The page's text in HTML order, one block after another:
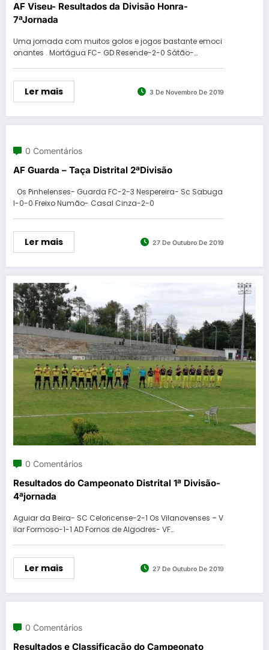
AF Viseu- Resultados da Divisão Honra-
7ªJornada
Uma jornada com muitos golos e jogos bastante emoci
onantes . Mortágua FC- GD Resende-2-0 Sátão-…
Ler mais 3 De Novembro De 2019
0 Comentários
AF Guarda – Taça Distrital 2ªDivisão
Os Pinhelenses- Guarda FC-2-3 Nespereira- Sc Sabuga
l-0-0 Freixo Numão- Casal Cinza-2-0
Ler mais 27 De Outubro De 2019
0 Comentários
Resultados do Campeonato Distrital 1ª Divisão-
4ªjornada
Aguiar da Beira- SC Celoricense-2-1 Os Vilanovenses – V
ilar Formoso-1-1 AD Fornos de Algodres- VF…
Ler mais 27 De Outubro De 2019
0 Comentários
Resultados e Classificação do Campeonato